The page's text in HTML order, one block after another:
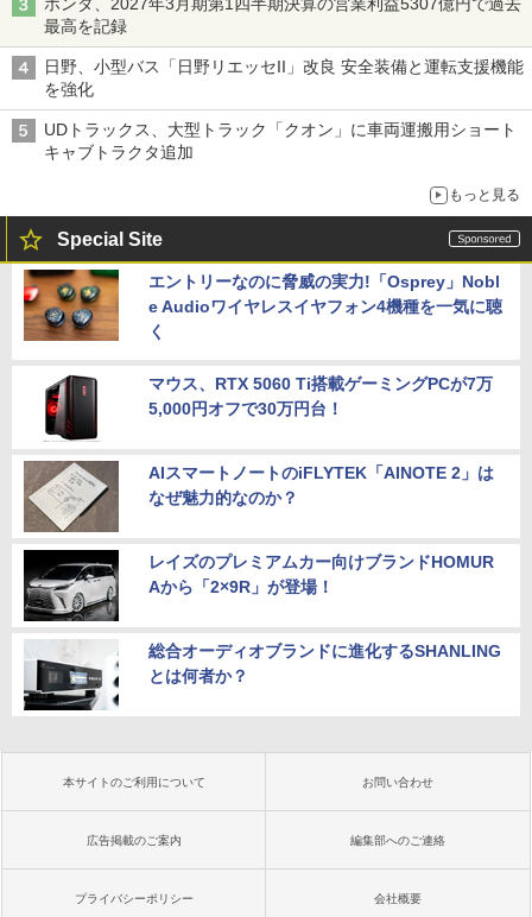
最高を記録
日野、小型バス「日野リエッセII」改良 安全装備と運転支援機能
を強化
UDトラックス、大型トラック「クオン」に車両運搬用ショート
キャブトラクタ追加
もっと見る
Special Site
エントリーなのに脅威の実力!「Osprey」Nobl
e Audioワイヤレスイヤフォン4機種を一気に聴
く
マウス、RTX 5060 Ti搭載ゲーミングPCが7万
5,000円オフで30万円台！
AIスマートノートのiFLYTEK「AINOTE 2」は
なぜ魅力的なのか？
レイズのプレミアムカー向けブランドHOMUR
Aから「2×9R」が登場！
総合オーディオブランドに進化するSHANLING
とは何者か？
本サイトのご利用について お問い合わせ
広告掲載のご案内 編集部へのご連絡
プライバシーポリシー 会社概要